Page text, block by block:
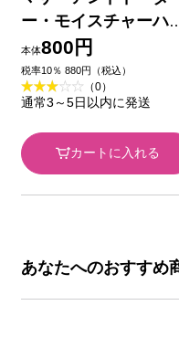
ー・モイスチャーハ
ド＆ネイルクリーム
ミュゲの香り ３５Ｇ
ツーウェイワールド
本体800円
税率10％ 880円（税込）
（0）
通常3～5日以内に発送
カートに入れる
あなたへのおすすめ